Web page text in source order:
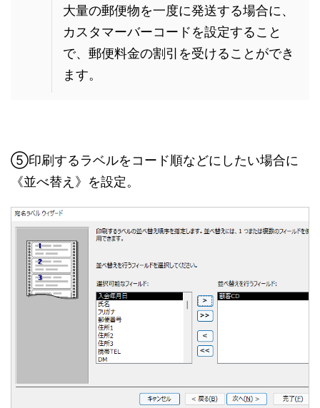
大量の郵便物を一度に発送する場合に、
カスタマーバーコードを設定すること
で、郵便料金の割引を受けることができ
ます。
⑤印刷するラベルをコード順などにしたい場合に
《並べ替え》を設定。